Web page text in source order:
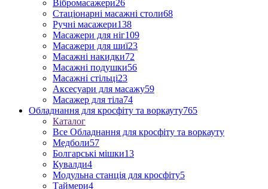
Вібромасажери26
Стаціонарні масажні столи68
Ручні масажери138
Масажери для ніг109
Масажери для шиї23
Масажні накидки72
Масажні подушки56
Масажні стільці23
Аксесуари для масажу59
Масажер для тіла74
Обладнання для кросфіту та воркауту765
Каталог
Все Обладнання для кросфіту та воркауту
Медболи57
Болгарські мішки13
Кувалди4
Модульна станція для кросфіту5
Таймери4